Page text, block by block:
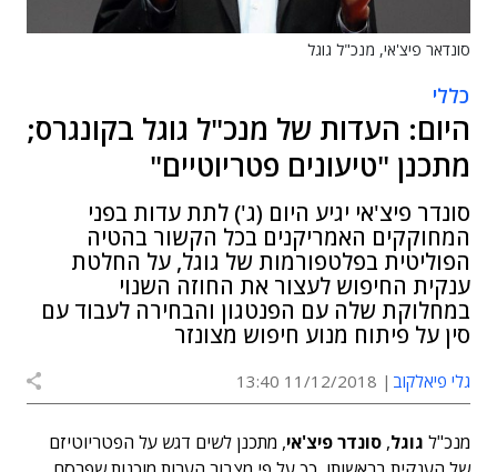
סונדאר פיצ'אי, מנכ"ל גוגל
כללי
היום: העדות של מנכ"ל גוגל בקונגרס;
מתכנן "טיעונים פטריוטיים"
סונדר פיצ'אי יגיע היום (ג') לתת עדות בפני
המחוקקים האמריקנים בכל הקשור בהטיה
הפוליטית בפלטפורמות של גוגל, על החלטת
ענקית החיפוש לעצור את החוזה השנוי
במחלוקת שלה עם הפנטגון והבחירה לעבוד עם
סין על פיתוח מנוע חיפוש מצונזר
גלי פיאלקוב 11/12/2018 13:40
מנכ"ל גוגל, סונדר פיצ'אי, מתכנן לשים דגש על הפטריוטיזם